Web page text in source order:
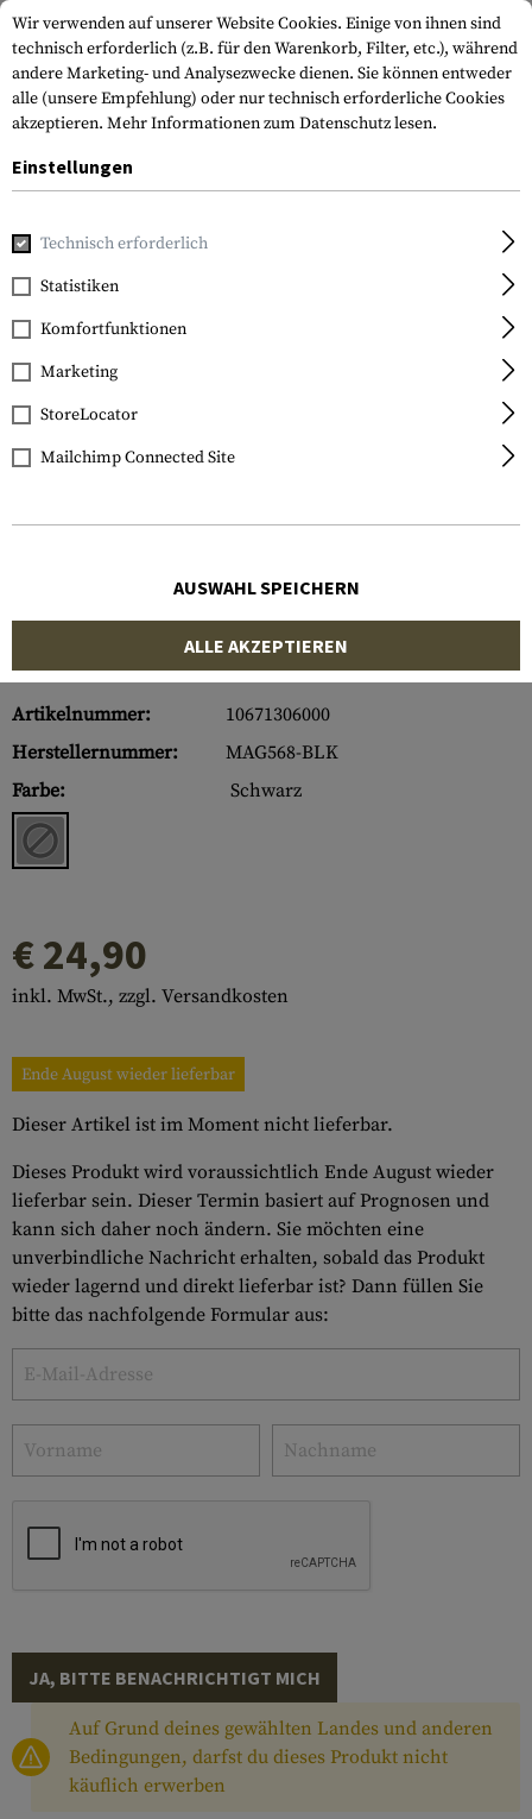
Home Waffenzubehör Tuningteile
Magpul
Enhanced AR Magazine
Release
Artikelnummer:
10671306000
Herstellernummer:
MAG568-BLK
Farbe:
Schwarz
€ 24,90
inkl. MwSt., zzgl. Versandkosten
Ende August wieder lieferbar
Dieser Artikel ist im Moment nicht lieferbar.
Dieses Produkt wird voraussichtlich Ende August wieder
lieferbar sein. Dieser Termin basiert auf Prognosen und
kann sich daher noch ändern. Sie möchten eine
unverbindliche Nachricht erhalten, sobald das Produkt
wieder lagernd und direkt lieferbar ist? Dann füllen Sie
bitte das nachfolgende Formular aus:
JA, BITTE BENACHRICHTIGT MICH
Auf Grund deines gewählten Landes und anderen
Bedingungen, darfst du dieses Produkt nicht
käuflich erwerben
Wir verwenden auf unserer Website Cookies. Einige von ihnen sind
technisch erforderlich (z.B. für den Warenkorb, Filter, etc.), während
andere Marketing- und Analysezwecke dienen. Sie können entweder
alle (unsere Empfehlung) oder nur technisch erforderliche Cookies
akzeptieren. Mehr Informationen zum Datenschutz lesen.
Einstellungen
Technisch erforderlich
Statistiken
Komfortfunktionen
Marketing
StoreLocator
Mailchimp Connected Site
AUSWAHL SPEICHERN
ALLE AKZEPTIEREN